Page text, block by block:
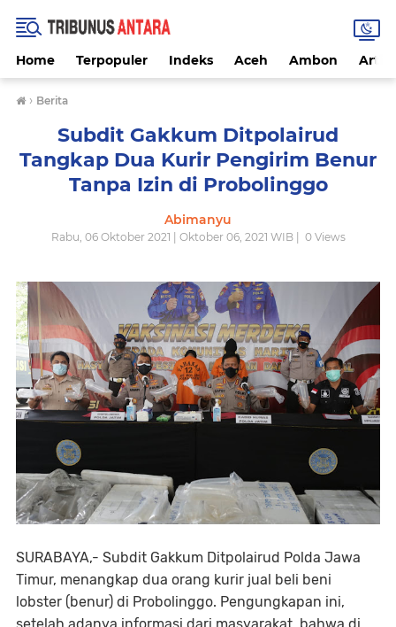
Home Terpopuler Indeks Aceh Ambon
› Berita
Subdit Gakkum Ditpolairud
Tangkap Dua Kurir Pengirim Benur
Tanpa Izin di Probolinggo
Abimanyu
Rabu, 06 Oktober 2021 | Oktober 06, 2021 WIB | 0Views
SURABAYA,- Subdit Gakkum Ditpolairud Polda Jawa
Timur, menangkap dua orang kurir jual beli beni
lobster (benur) di Probolinggo. Pengungkapan ini,